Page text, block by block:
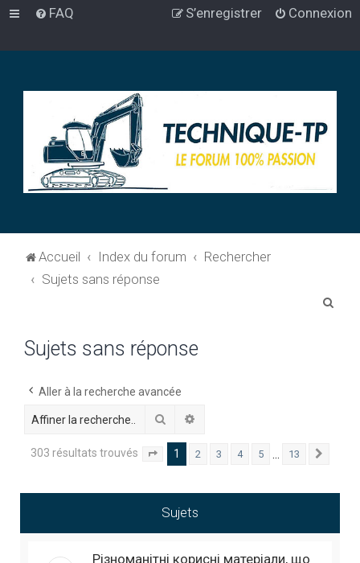
FAQ Connexion
S’enregistrer
Accueil Index du forum
Rechercher
Sujets sans réponse
Sujets sans réponse
Aller à la recherche avancée
Rechercher
303 résultats trouvés Page sur 13
1 2 3 4 5 13
Sujets
Різноманітні корисні матеріали, що